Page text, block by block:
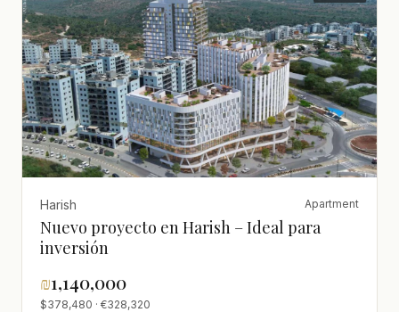
Harish Apartment
Nuevo proyecto en Harish – Ideal para
inversión
₪1,140,000
$378,480 · €328,320